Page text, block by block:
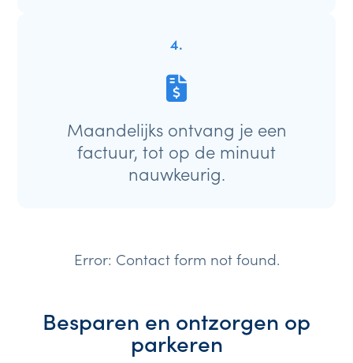
4.
Maandelijks ontvang je een
factuur, tot op de minuut
nauwkeurig.
Error: Contact form not found.
Besparen en ontzorgen op
parkeren